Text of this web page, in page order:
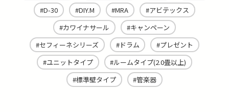
D-30
DIY.M MRA
アビテックス
カワイナサール
キャンペーン
セフィーネシリーズ
ドラム
プレゼント
ユニットタイプ
ルームタイプ(2.0畳以上)
標準壁タイプ
管楽器